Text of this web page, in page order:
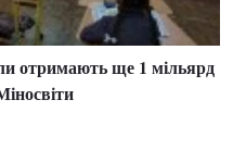
отримають ще 1 мільярд